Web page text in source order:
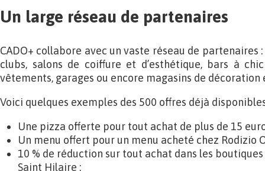
Un large réseau de partenaires
CADO+ collabore avec un vaste réseau de partenaires
clubs, salons de coiffure et d’esthétique, bars à
vêtements, garages ou encore magasins de décoration
Voici quelques exemples des 500 offres déjà
Une pizza offerte pour tout achat de plus de 15
Un menu offert pour un menu acheté chez Rodizio
10 % de réduction sur tout achat dans les
Saint Hilaire ;